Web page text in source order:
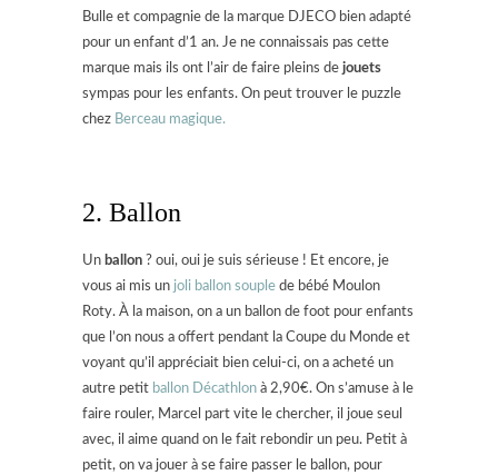
Bulle et compagnie de la marque DJECO bien adapté
pour un enfant d’1 an. Je ne connaissais pas cette
marque mais ils ont l’air de faire pleins de jouets
sympas pour les enfants. On peut trouver le puzzle
chez Berceau magique.
2. Ballon
Un ballon ? oui, oui je suis sérieuse ! Et encore, je
vous ai mis un joli ballon souple de bébé Moulon
Roty. À la maison, on a un ballon de foot pour enfants
que l’on nous a offert pendant la Coupe du Monde et
voyant qu’il appréciait bien celui-ci, on a acheté un
autre petit ballon Décathlon à 2,90€. On s’amuse à le
faire rouler, Marcel part vite le chercher, il joue seul
avec, il aime quand on le fait rebondir un peu. Petit à
petit, on va jouer à se faire passer le ballon, pour